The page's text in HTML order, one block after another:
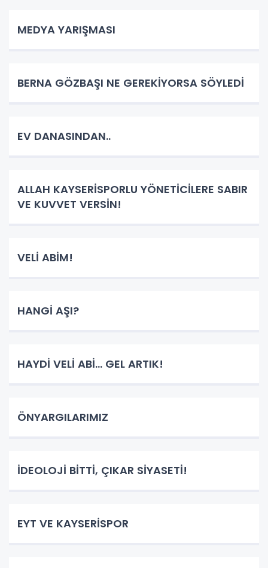
MEDYA YARIŞMASI
BERNA GÖZBAŞI NE GEREKİYORSA SÖYLEDİ
EV DANASINDAN..
ALLAH KAYSERİSPORLU YÖNETİCİLERE SABIR
VE KUVVET VERSİN!
VELİ ABİM!
HANGİ AŞI?
HAYDİ VELİ ABİ... GEL ARTIK!
ÖNYARGILARIMIZ
İDEOLOJİ BİTTİ, ÇIKAR SİYASETİ!
EYT VE KAYSERİSPOR